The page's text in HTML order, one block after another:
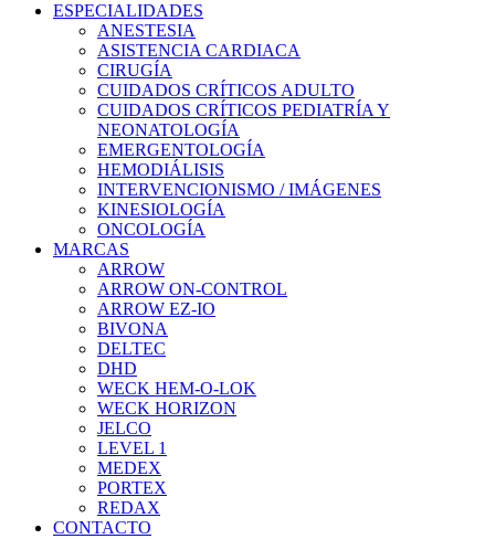
ESPECIALIDADES
ANESTESIA
ASISTENCIA CARDIACA
CIRUGÍA
CUIDADOS CRÍTICOS ADULTO
CUIDADOS CRÍTICOS PEDIATRÍA Y
NEONATOLOGÍA
EMERGENTOLOGÍA
HEMODIÁLISIS
INTERVENCIONISMO / IMÁGENES
KINESIOLOGÍA
ONCOLOGÍA
MARCAS
ARROW
ARROW ON-CONTROL
ARROW EZ-IO
BIVONA
DELTEC
DHD
WECK HEM-O-LOK
WECK HORIZON
JELCO
LEVEL 1
MEDEX
PORTEX
REDAX
CONTACTO